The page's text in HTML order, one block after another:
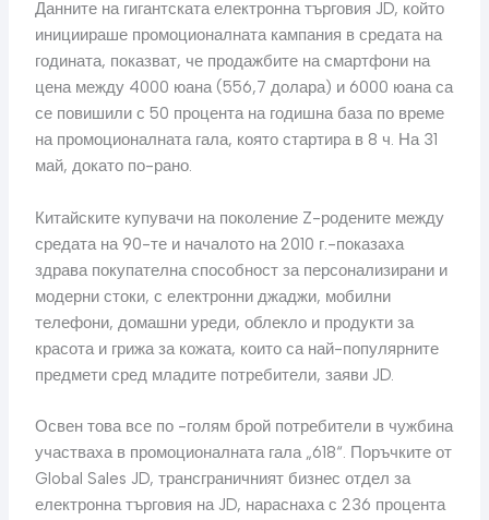
Данните на гигантската електронна търговия JD, който
инициираше промоционалната кампания в средата на
годината, показват, че продажбите на смартфони на
цена между 4000 юана (556,7 долара) и 6000 юана са
се повишили с 50 процента на годишна база по време
на промоционалната гала, която стартира в 8 ч. На 31
май, докато по-рано.
Китайските купувачи на поколение Z-родените между
средата на 90-те и началото на 2010 г.-показаха
здрава покупателна способност за персонализирани и
модерни стоки, с електронни джаджи, мобилни
телефони, домашни уреди, облекло и продукти за
красота и грижа за кожата, които са най-популярните
предмети сред младите потребители, заяви JD.
Освен това все по -голям брой потребители в чужбина
участваха в промоционалната гала „618“. Поръчките от
Global Sales JD, трансграничният бизнес отдел за
електронна търговия на JD, нараснаха с 236 процента